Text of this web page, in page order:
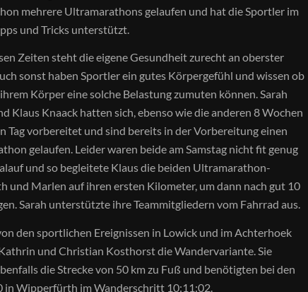
mehrere Ultramarathons gelaufen und hat die Sportler im
und Tricks unterstützt.
Zeiten steht die eigene Gesundheit zurecht an oberster
sonst haben Sportler ein gutes Körpergefühl und wissen ob
Körper eine solche Belastung zumuten können. Sarah
Klaus Knaack hatten sich, ebenso wie die anderen 8 Wochen
Tag vorbereitet und sind bereits in der Vorbereitung einen
gelaufen. Leider waren beide am Samstag nicht fit genug
und so begleitete Klaus die beiden Ultramarathon-
und Marlen auf ihren ersten Kilometer, um dann nach gut 10
Sarah unterstützte ihre Teammitgliedern vom Fahrrad aus.
den sportlichen Ereignissen in Lowick und im Achterhoek
und Christian Kosthorst die Wandervariante. Sie
die Strecke von 50 km zu Fuß und benötigten bei den
in Wipperfürth im Wanderschritt 10:11:02.